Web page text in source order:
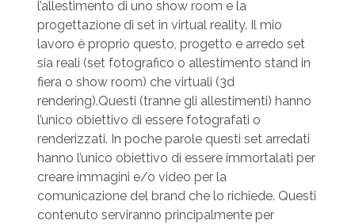
l’allestimento di uno show room e la
progettazione di set in virtual reality. Il mio
lavoro è proprio questo, progetto e arredo set
sia reali (set fotografico o allestimento stand in
fiera o show room) che virtuali (3d
rendering).Questi (tranne gli allestimenti) hanno
l’unico obiettivo di essere fotografati o
renderizzati. In poche parole questi set arredati
hanno l’unico obiettivo di essere immortalati per
creare immagini e/o video per la
comunicazione del brand che lo richiede. Questi
contenuto serviranno principalmente per